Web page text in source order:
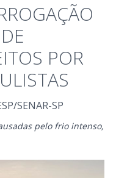
POR
SENAR-SP
pelo frio intenso,